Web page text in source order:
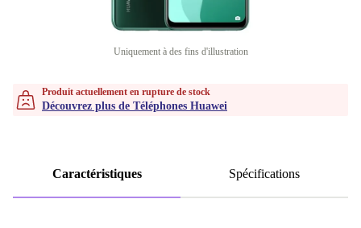
Uniquement à des fins d'illustration
Produit actuellement en rupture de stock
Découvrez plus de Téléphones Huawei
Caractéristiques Spécifications